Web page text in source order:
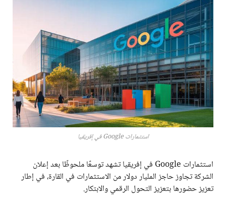
استثمارات Google في إفريقيا
استثمارات Google في إفريقيا تشهد توسعًا ملحوظًا بعد إعلان
الشركة تجاوز حاجز المليار دولار من الاستثمارات في القارة، في إطار
تعزيز حضورها بتعزيز التحول الرقمي والابتكار.